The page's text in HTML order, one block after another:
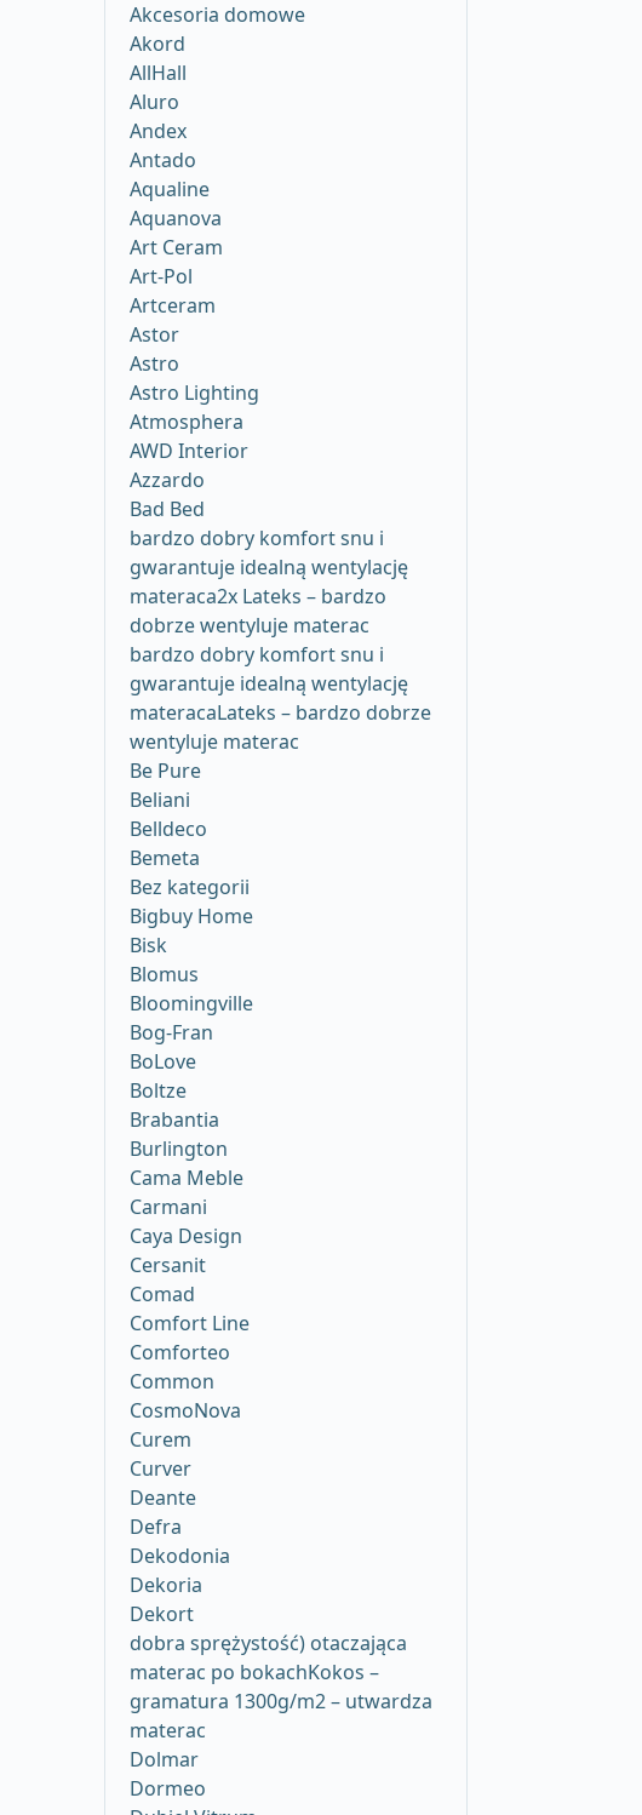
Akcesoria domowe
Akord
AllHall
Aluro
Andex
Antado
Aqualine
Aquanova
Art Ceram
Art-Pol
Artceram
Astor
Astro
Astro Lighting
Atmosphera
AWD Interior
Azzardo
Bad Bed
bardzo dobry komfort snu i
gwarantuje idealną wentylację
materaca2x Lateks – bardzo
dobrze wentyluje materac
bardzo dobry komfort snu i
gwarantuje idealną wentylację
materacaLateks – bardzo dobrze
wentyluje materac
Be Pure
Beliani
Belldeco
Bemeta
Bez kategorii
Bigbuy Home
Bisk
Blomus
Bloomingville
Bog-Fran
BoLove
Boltze
Brabantia
Burlington
Cama Meble
Carmani
Caya Design
Cersanit
Comad
Comfort Line
Comforteo
Common
CosmoNova
Curem
Curver
Deante
Defra
Dekodonia
Dekoria
Dekort
dobra sprężystość) otaczająca
materac po bokachKokos –
gramatura 1300g/m2 – utwardza
materac
Dolmar
Dormeo